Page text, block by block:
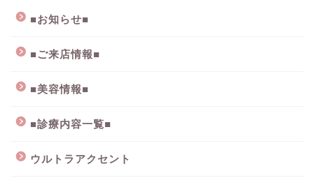
■お知らせ■
■ご来店情報■
■美容情報■
■診療内容一覧■
ウルトラアクセント